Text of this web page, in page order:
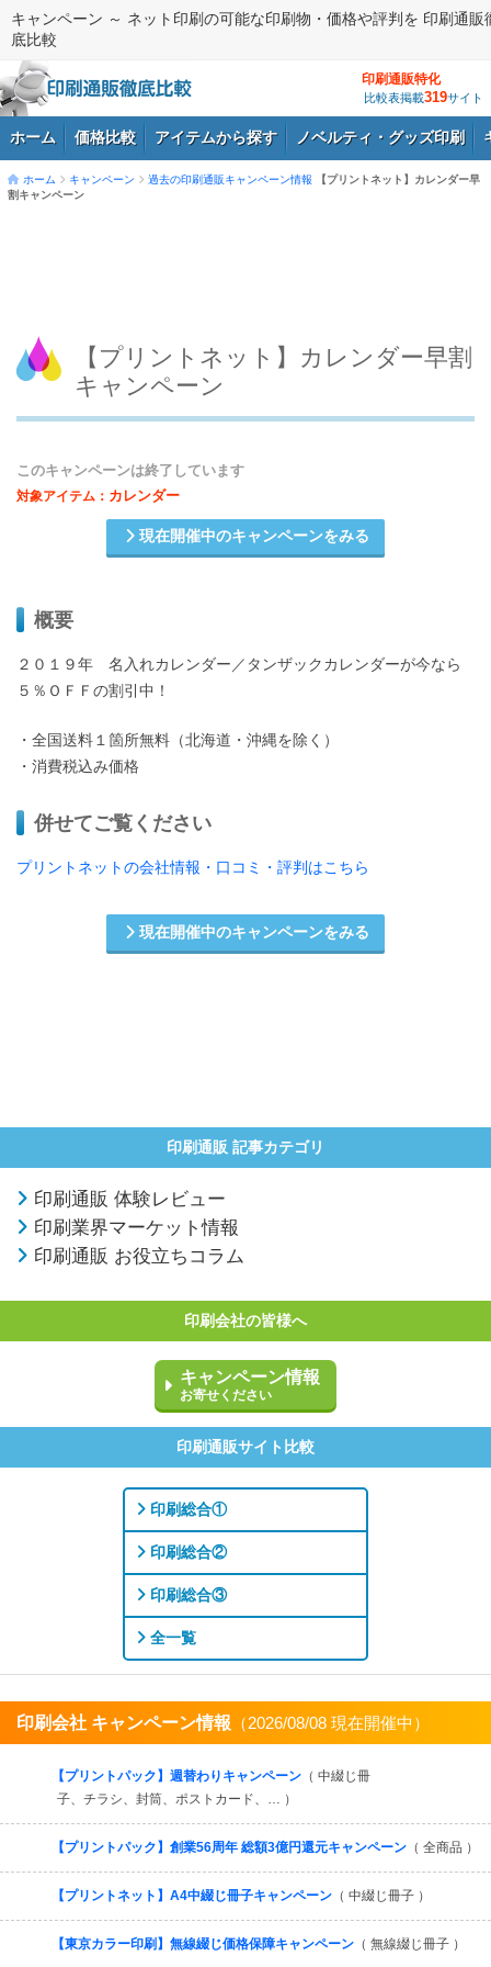
キャンペーン ～ ネット印刷の可能な印刷物・価格や評判を 印刷通販
底比較
印刷通販特化
比較表掲載319サイト
ホーム 価格比較 アイテムから探す ノベルティ・グッズ印刷
ホーム キャンペーン 過去の印刷通販キャンペーン情報
【プリントネット】カレンダー早
割キャンペーン
【プリントネット】カレンダー早割
キャンペーン
このキャンペーンは終了しています
対象アイテム： カレンダー
現在開催中のキャンペーンをみる
概要
２０１９年 名入れカレンダー／タンザックカレンダーが今なら
５％ＯＦＦの割引中！
・全国送料１箇所無料（北海道・沖縄を除く）
・消費税込み価格
併せてご覧ください
プリントネットの会社情報・口コミ・評判はこちら
現在開催中のキャンペーンをみる
印刷通販 記事カテゴリ
印刷通販 体験レビュー
印刷業界マーケット情報
印刷通販 お役立ちコラム
印刷会社の皆様へ
キャンペーン情報
お寄せください
印刷通販サイト比較
印刷総合①
印刷総合②
印刷総合③
全一覧
印刷会社 キャンペーン情報 （2026/08/08 現在開催中）
【プリントパック】週替わりキャンペーン （ 中綴じ冊
子、チラシ、封筒、ポストカード、… ）
【プリントパック】創業56周年 総額3億円還元キャンペーン （ 全商品 ）
【プリントネット】A4中綴じ冊子キャンペーン （ 中綴じ冊子 ）
【東京カラー印刷】無線綴じ価格保障キャンペーン （ 無線綴じ冊子 ）